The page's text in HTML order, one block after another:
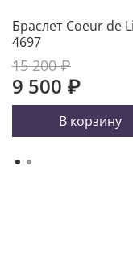
Браслет Coeur de
4697
15 200 ₽
9 500 ₽
В корзину